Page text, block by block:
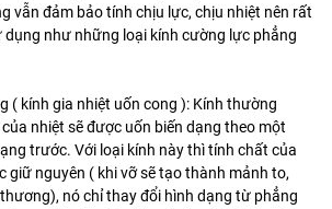
vẫn đảm bảo tính chịu lực, chịu nhiệt nên rất
như những loại kính cường lực phẳng
( kính gia nhiệt uốn cong ): Kính thường
nhiệt sẽ được uốn biến dạng theo một
trước. Với loại kính này thì tính chất của
giữ nguyên ( khi vỡ sẽ tạo thành mảnh to,
nó chỉ thay đổi hình dạng từ phẳng